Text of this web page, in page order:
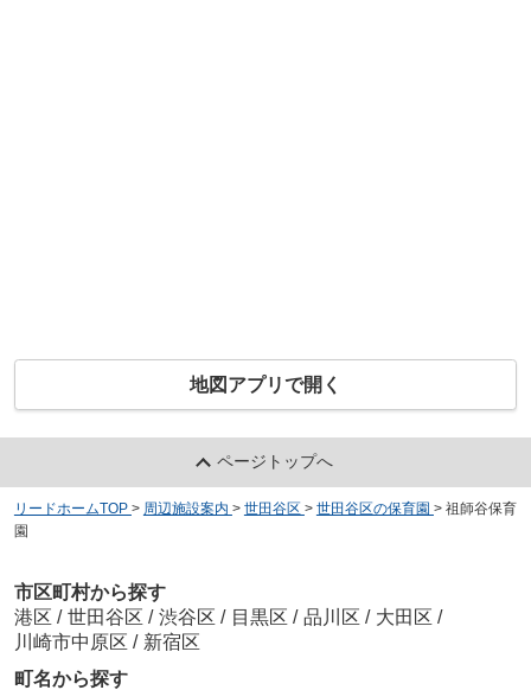
地図アプリで開く
ページトップへ
リードホームTOP > 周辺施設案内 > 世田谷区 > 世田谷区の保育園 > 祖師谷保育
園
市区町村から探す
港区 / 世田谷区 / 渋谷区 / 目黒区 / 品川区 / 大田区 /
川崎市中原区 / 新宿区
町名から探す